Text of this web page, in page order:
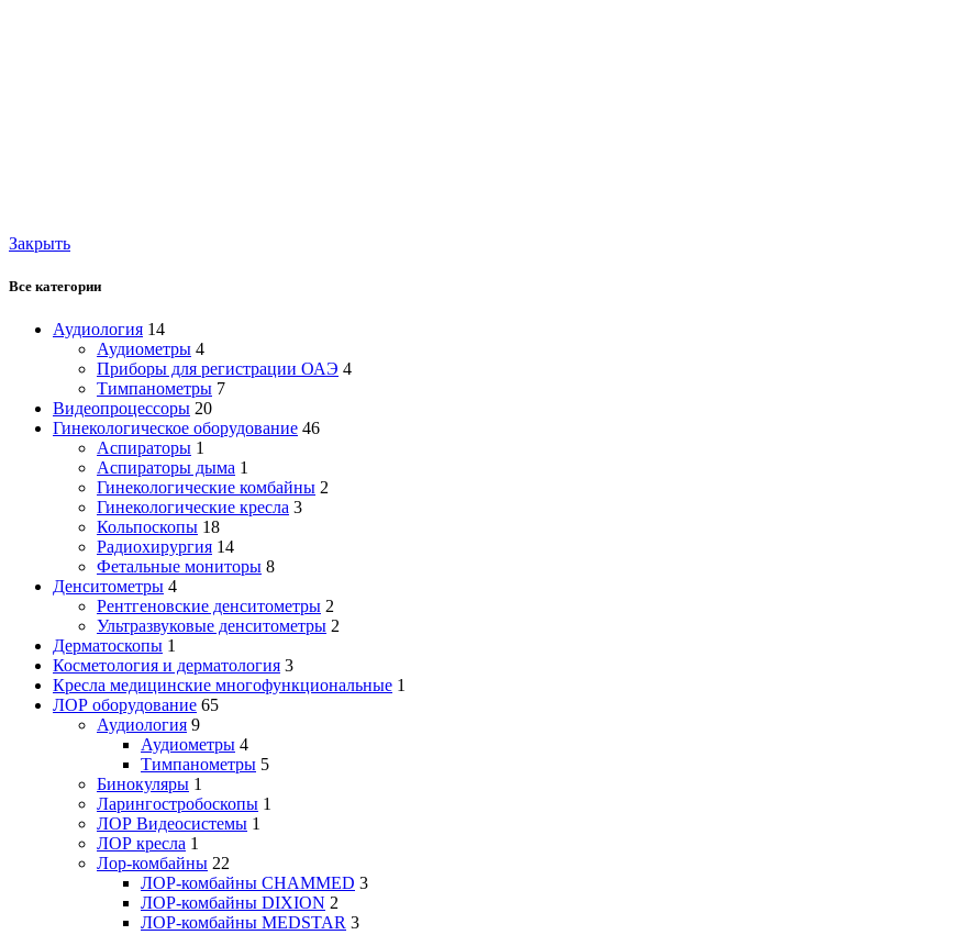
Закрыть
Все категории
Аудиология 14
Аудиометры 4
Приборы для регистрации ОАЭ 4
Тимпанометры 7
Видеопроцессоры 20
Гинекологическое оборудование 46
Аспираторы 1
Аспираторы дыма 1
Гинекологические комбайны 2
Гинекологические кресла 3
Кольпоскопы 18
Радиохирургия 14
Фетальные мониторы 8
Денситометры 4
Рентгеновские денситометры 2
Ультразвуковые денситометры 2
Дерматоскопы 1
Косметология и дерматология 3
Кресла медицинские многофункциональные 1
ЛОР оборудование 65
Аудиология 9
Аудиометры 4
Тимпанометры 5
Бинокуляры 1
Ларингостробоскопы 1
ЛОР Видеосистемы 1
ЛОР кресла 1
Лор-комбайны 22
ЛОР-комбайны CHAMMED 3
ЛОР-комбайны DIXION 2
ЛОР-комбайны MEDSTAR 3